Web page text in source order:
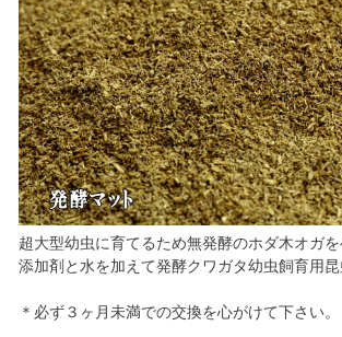
超大型幼虫に育てるため無発酵のホダ木オガ
添加剤と水を加えて発酵クワガタ幼虫飼育用昆
＊必ず３ヶ月未満での交換を心がけて下さい。